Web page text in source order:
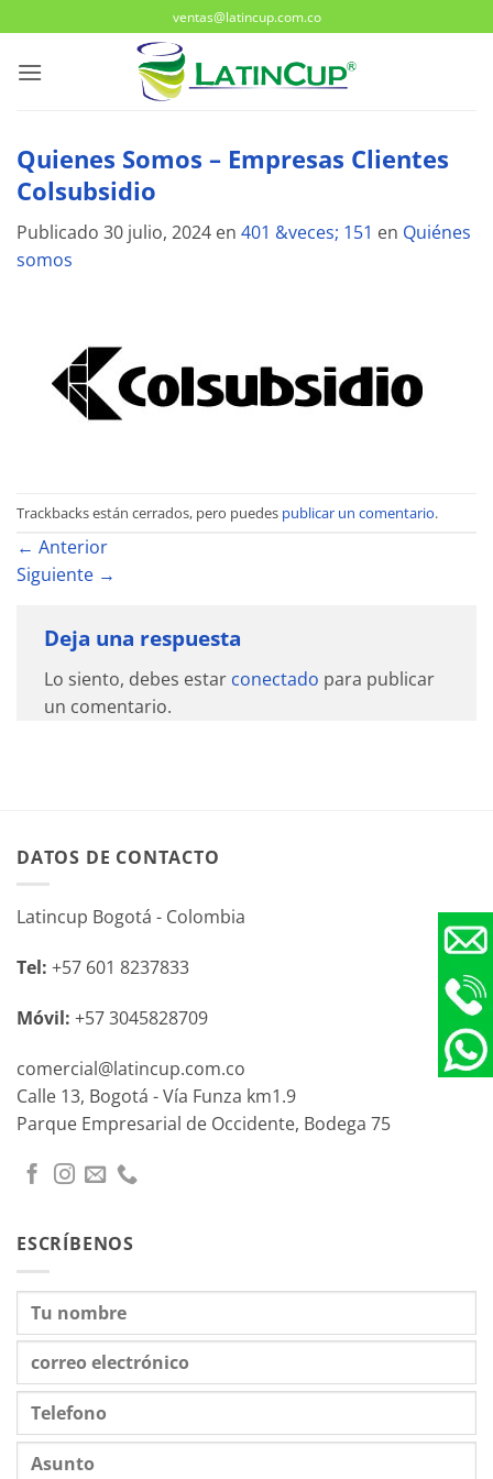
al
contenido
ventas@latincup.com.co
Quienes Somos – Empresas Clientes
Colsubsidio
Publicado 30 julio, 2024 en 401 &veces; 151 en Quiénes
somos
Trackbacks están cerrados, pero puedes publicar un comentario.
← Anterior
Siguiente →
Deja una respuesta
Lo siento, debes estar conectado para publicar
un comentario.
DATOS DE CONTACTO
Latincup Bogotá - Colombia
Tel: +57 601 8237833
Móvil: +57 3045828709
comercial@latincup.com.co
Calle 13, Bogotá - Vía Funza km1.9
Parque Empresarial de Occidente, Bodega 75
ESCRÍBENOS